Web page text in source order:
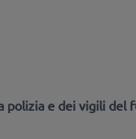
polizia e dei vigili del